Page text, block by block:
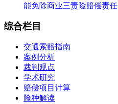
能免除商业三责险赔偿责任
综合栏目
交通索赔指南
案例分析
裁判观点
学术研究
赔偿项目计算
险种解读